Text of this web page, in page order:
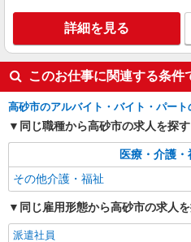
詳細を見る
このお仕事に関連する条件
高砂市のアルバイト・バイト・パート
同じ職種から高砂市の求人を探す
医療・介護
その他介護・福祉
同じ雇用形態から高砂市の求人
派遣社員